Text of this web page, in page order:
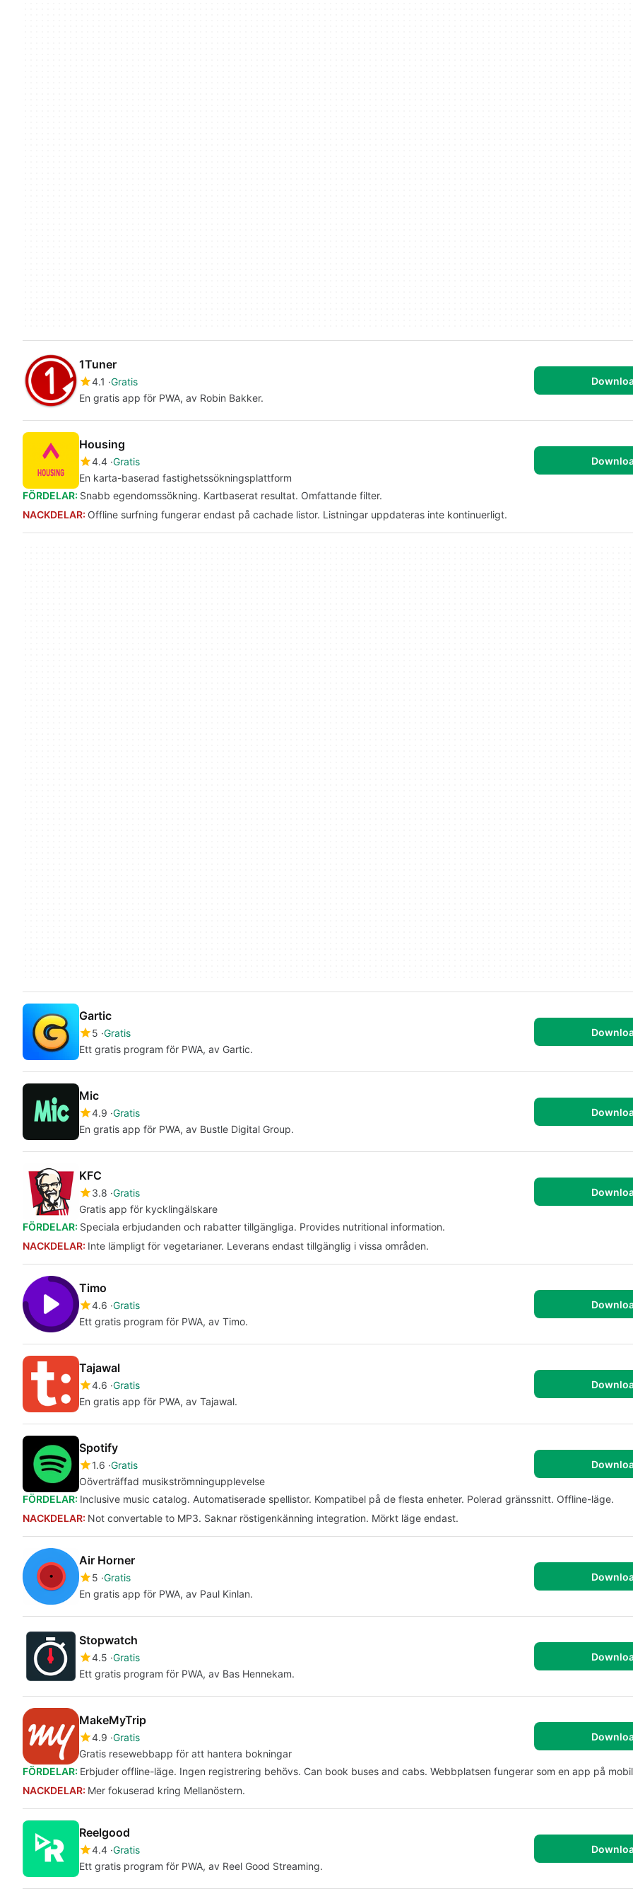
1Tuner
4.1 Gratis
En gratis app för PWA, av Robin Bakker.
Housing
4.4 Gratis
En karta-baserad fastighetssökningsplattform
FÖRDELAR: Snabb egendomssökning. Kartbaserat resultat. Omfattande filter.
NACKDELAR: Offline surfning fungerar endast på cachade listor. Listningar uppdateras inte kontinuerligt.
Gartic
5 Gratis
Ett gratis program för PWA, av Gartic.
Mic
4.9 Gratis
En gratis app för PWA, av Bustle Digital Group.
KFC
3.8 Gratis
Gratis app för kycklingälskare
FÖRDELAR: Speciala erbjudanden och rabatter tillgängliga. Provides nutritional information.
NACKDELAR: Inte lämpligt för vegetarianer. Leverans endast tillgänglig i vissa områden.
Timo
4.6 Gratis
Ett gratis program för PWA, av Timo.
Tajawal
4.6 Gratis
En gratis app för PWA, av Tajawal.
Spotify
1.6 Gratis
Oöverträffad musikströmningupplevelse
FÖRDELAR: Inclusive music catalog. Automatiserade spellistor. Kompatibel på de flesta enheter. Polerad gränssnitt. Offline-läge.
NACKDELAR: Not convertable to MP3. Saknar röstigenkänning integration. Mörkt läge endast.
Air Horner
5 Gratis
En gratis app för PWA, av Paul Kinlan.
Stopwatch
4.5 Gratis
Ett gratis program för PWA, av Bas Hennekam.
MakeMyTrip
4.9 Gratis
Gratis resewebbapp för att hantera bokningar
FÖRDELAR: Erbjuder offline-läge. Ingen registrering behövs. Can book buses and cabs. Webbplatsen fungerar som en app på
NACKDELAR: Mer fokuserad kring Mellanöstern.
Reelgood
4.4 Gratis
Ett gratis program för PWA, av Reel Good Streaming.